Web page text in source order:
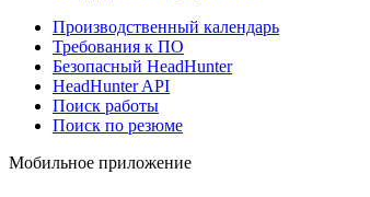
Производственный календарь
Требования к ПО
Безопасный HeadHunter
HeadHunter API
Поиск работы
Поиск по резюме
Мобильное приложение